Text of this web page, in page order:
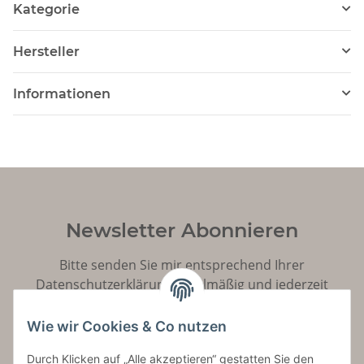
Kategorie
Hersteller
Informationen
Newsletter Abonnieren
Bitte senden Sie mir entsprechend Ihrer
Datenschutzerklärungregelmäßig und jederzeit
widerruflich Informationen zu Ihrem Produktsortiment
per E-Mail zu.
Wie wir Cookies & Co nutzen
Durch Klicken auf „Alle akzeptieren“ gestatten Sie den